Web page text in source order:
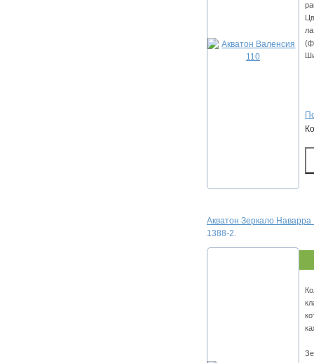
Акватон Зеркало Наварра
1388-2.